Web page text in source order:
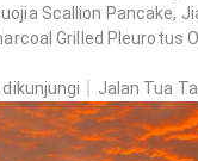
Scallion Pancake,
Grilled Pleurotus
｜Jalan Tua